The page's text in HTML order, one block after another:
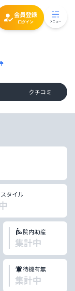
会員登録
ログイン メニュー
クチコミ
タイル
院内助産
集計中
待機有無
集計中